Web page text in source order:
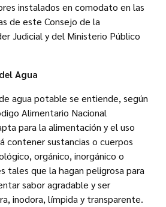
instalados en comodato en las
de este Consejo de la
Judicial y del Ministerio Público
Agua
agua potable se entiende, según
Alimentario Nacional
para la alimentación y el uso
contener sustancias o cuerpos
orgánico, inorgánico o
tales que la hagan peligrosa para
sabor agradable y ser
inodora, límpida y transparente.